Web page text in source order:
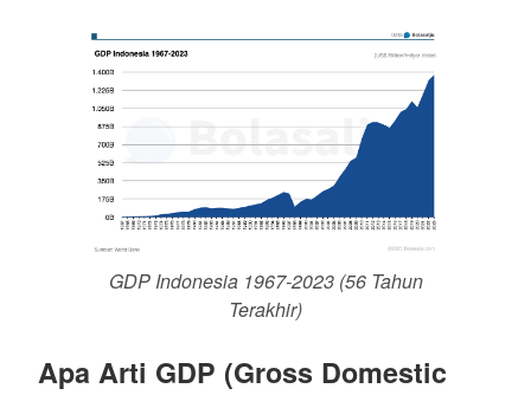
GDP Indonesia 1967-2023 (56 Tahun
Terakhir)
Apa Arti GDP (Gross Domestic